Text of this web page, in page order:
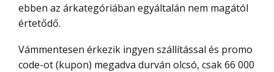
ebben az árkategóriában egyáltalán nem magától
értetődő.
Vámmentesen érkezik ingyen szállítással és promo
code-ot (kupon) megadva durván olcsó, csak 66 000